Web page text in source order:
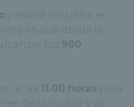
y estará envuelta en
y es que desde la
los
900
a las 11.00 horas para
de la ciudad y es